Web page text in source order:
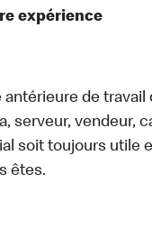
expérience
de travail
serveur, vendeur,
soit toujours utile
êtes.